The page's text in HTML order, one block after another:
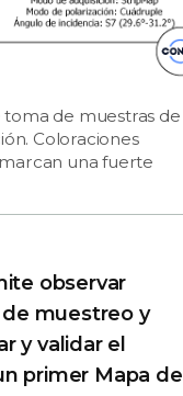
de muestras de
Coloraciones
una fuerte
observar
muestreo y
y validar el
primer Mapa de